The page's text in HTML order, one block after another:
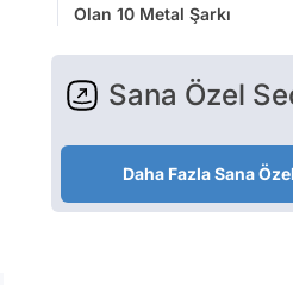
Olan 10 Metal Şarkı
Sana Özel
Daha Fazla Sana